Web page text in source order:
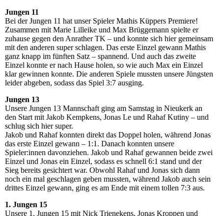
Jungen 11
Bei der Jungen 11 hat unser Spieler Mathis Küppers Premiere!
Zusammen mit Marie Lilleike und Max Brüggemann spielte er
zuhause gegen den Anrather TK – und konnte sich hier gemeinsam
mit den anderen super schlagen. Das erste Einzel gewann Mathis
ganz knapp im fünften Satz – spannend. Und auch das zweite
Einzel konnte er nach Hause holen, so wie auch Max ein Einzel
klar gewinnen konnte. Die anderen Spiele mussten unsere Jüngsten
leider abgeben, sodass das Spiel 3:7 ausging.
Jungen 13
Unsere Jungen 13 Mannschaft ging am Samstag in Nieukerk an
den Start mit Jakob Kempkens, Jonas Le und Rahaf Kutiny – und
schlug sich hier super.
Jakob und Rahaf konnten direkt das Doppel holen, während Jonas
das erste Einzel gewann – 1:1. Danach konnten unsere
Spieler:innen davonziehen. Jakob und Rahaf gewannen beide zwei
Einzel und Jonas ein Einzel, sodass es schnell 6:1 stand und der
Sieg bereits gesichtert war. Obwohl Rahaf und Jonas sich dann
noch ein mal geschlagen geben mussten, während Jakob auch sein
drittes Einzel gewann, ging es am Ende mit einem tollen 7:3 aus.
1. Jungen 15
Unsere 1. Jungen 15 mit Nick Trienekens, Jonas Kroppen und